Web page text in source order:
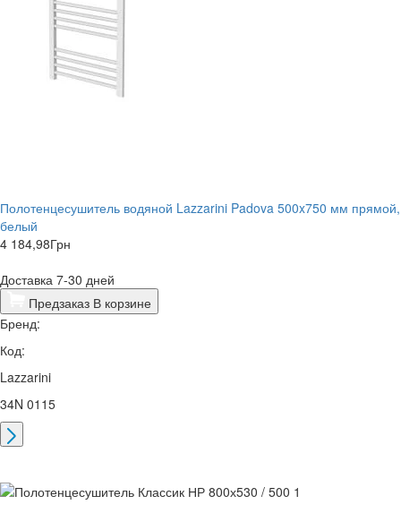
Полотенцесушитель водяной Lazzarini Padova 500x750 мм прямой,
белый
4 184,98Грн
Доставка 7-30 дней
Предзаказ В корзине
Бренд:
Код:
Lazzarini
34N 0115